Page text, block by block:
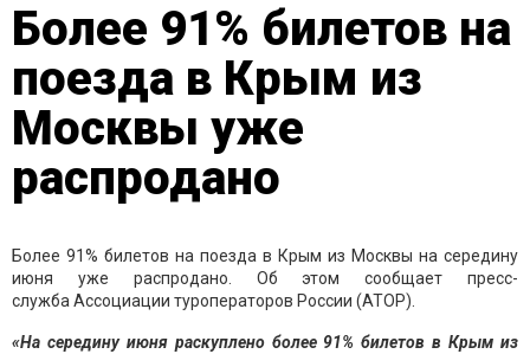
Более 91% билетов на
поезда в Крым из
Москвы уже
распродано
Более 91% билетов на поезда в Крым из Москвы на середину
июня уже распродано. Об этом сообщает пресс-
служба Ассоциации туроператоров России (АТОР).
«На середину июня раскуплено более 91% билетов в Крым из